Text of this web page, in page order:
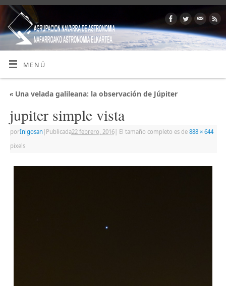
MENÚ
«Una velada galileana: la observación de Júpiter
jupiter simple vista
porInigosan Publicada22 febrero, 2016| El tamaño completo es de 888 × 644
pixels